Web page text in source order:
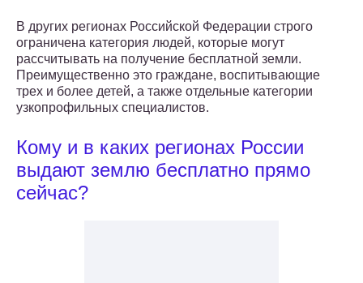
В других регионах Российской Федерации строго
ограничена категория людей, которые могут
рассчитывать на получение бесплатной земли.
Преимущественно это граждане, воспитывающие
трех и более детей, а также отдельные категории
узкопрофильных специалистов.
Кому и в каких регионах России
выдают землю бесплатно прямо
сейчас?